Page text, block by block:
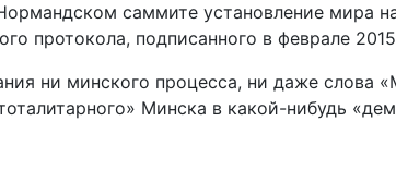
саммите установление мира
протокола, подписанного в феврале
ни минского процесса, ни даже слова
Минска в какой-нибудь